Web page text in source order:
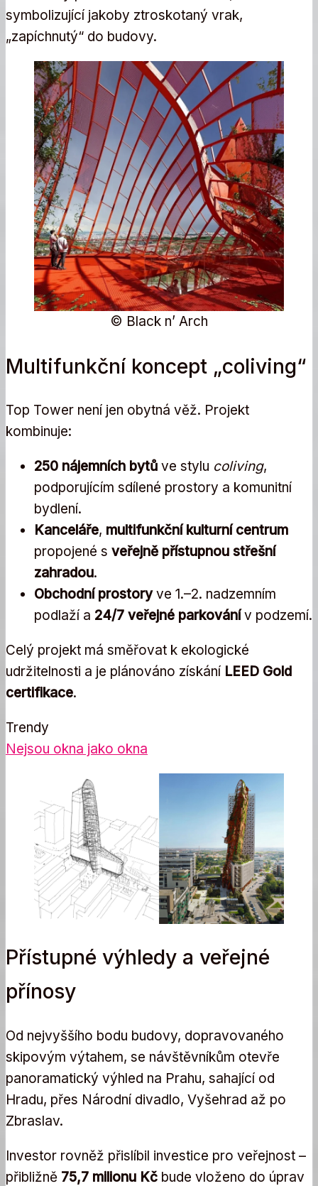
symbolizující jakoby ztroskotaný vrak,
„zapíchnutý“ do budovy.
© Black n’ Arch
Multifunkční koncept „coliving“
Top Tower není jen obytná věž. Projekt
kombinuje:
250 nájemních bytů ve stylu coliving,
podporujícím sdílené prostory a komunitní
bydlení.
Kanceláře, multifunkční kulturní centrum
propojené s veřejně přístupnou střešní
zahradou.
Obchodní prostoryve 1.–2. nadzemním
podlaží a 24/7 veřejné parkovánív podzemí.
Celý projekt má směřovat k ekologické
udržitelnosti a je plánováno získání LEED Gold
certifikace.
Trendy
Nejsou okna jako okna
Přístupné výhledy a veřejné
přínosy
Od nejvyššího bodu budovy, dopravovaného
skipovým výtahem, se návštěvníkům otevře
panoramatický výhled na Prahu, sahající od
Hradu, přes Národní divadlo, Vyšehrad až po
Zbraslav.
Investor rovněž přislíbil investice pro veřejnost –
přibližně 75,7 milionu Kč bude vloženo do úprav